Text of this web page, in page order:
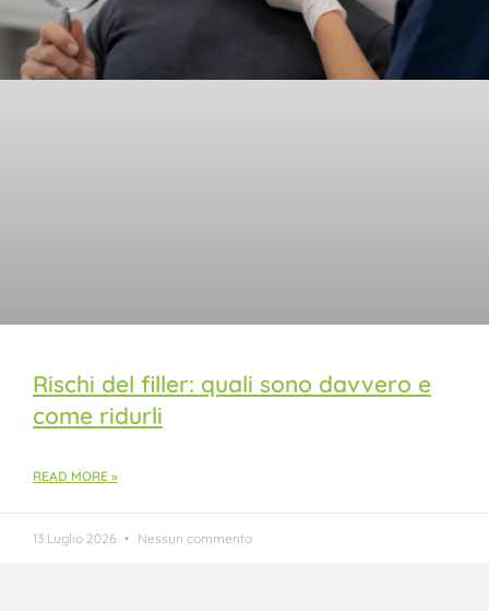
Rischi del filler: quali sono davvero e
come ridurli
READ MORE »
13 Luglio 2026 Nessun commento